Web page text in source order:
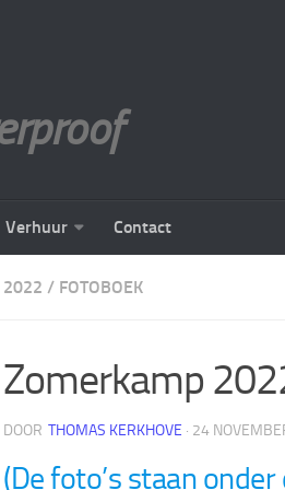
Verhuur Contact
2022 / FOTOBOEK
Zomerkamp
DOOR THOMAS KERKHOVE · 24
(De foto’s staan